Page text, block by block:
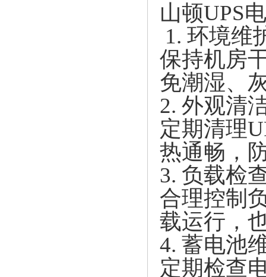
山顿UPS
1. 环境维
保持机房
免潮湿、
2. 外观清
定期清理
热通畅，
3. 负载检
合理控制
载运行，
4. 蓄电池
定期检查